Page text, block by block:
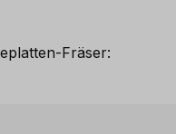
Fräser: